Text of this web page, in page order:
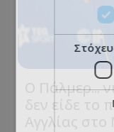
Ο Πάλμερ...
δεν είδε το
Αγγλίας στο